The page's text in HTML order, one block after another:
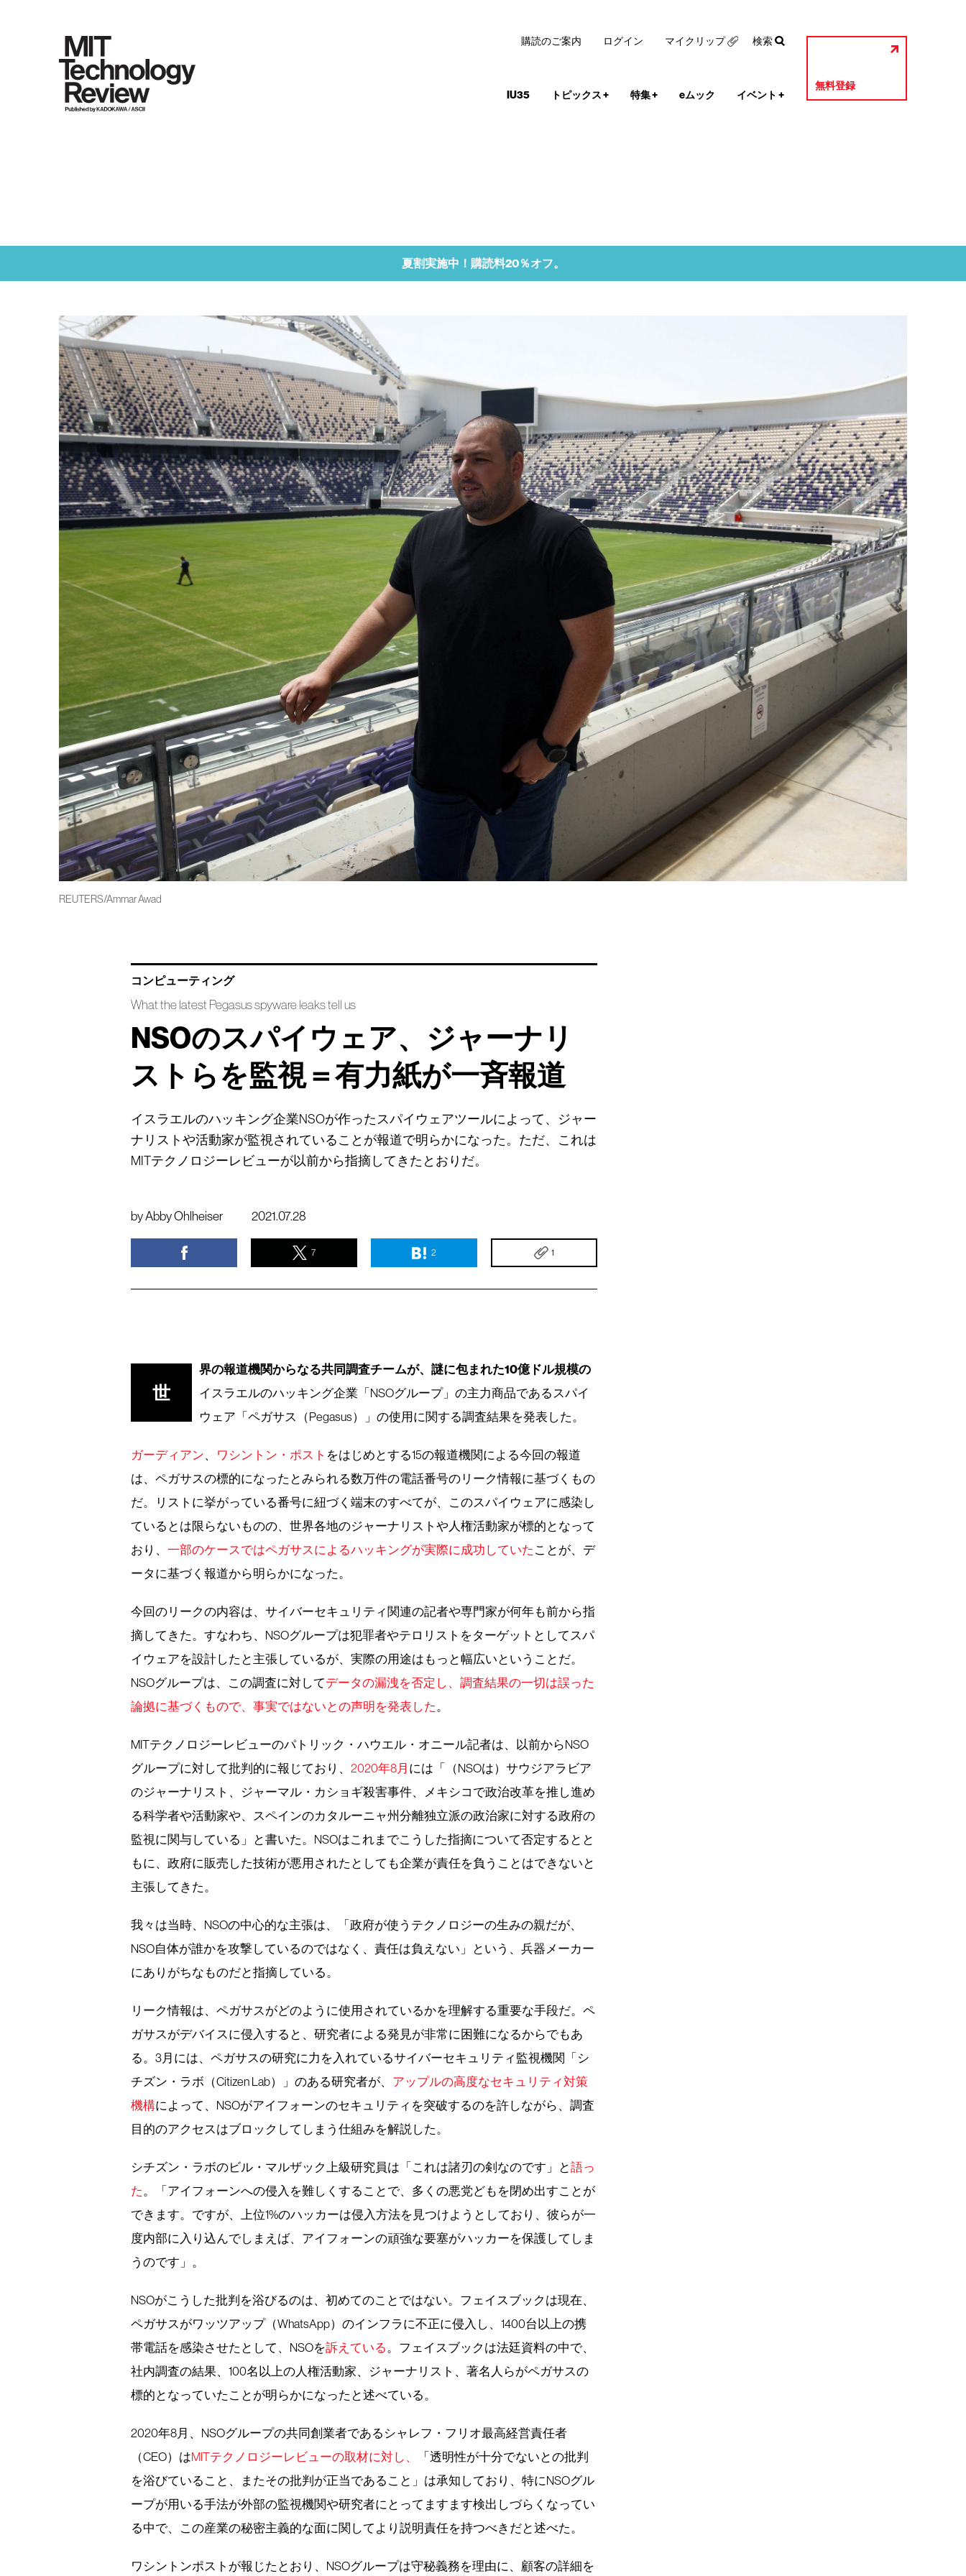
IU35 トピックス+ 特集+ eムック イベント +
無料登録
購読のご案内 ログイン マイクリップ 検索
夏割実施中！購読料20％オフ。
REUTERS/Ammar Awad
コンピューティング
What the latest Pegasus spyware leaks tell us
NSOのスパイウェア、ジャーナリ
ストらを監視＝有力紙が一斉報道
イスラエルのハッキング企業NSOが作ったスパイウェアツールによって、ジャー
ナリストや活動家が監視されていることが報道で明らかになった。ただ、これは
MITテクノロジーレビューが以前から指摘してきたとおりだ。
byAbby Ohlheiser 2021.07.28
7 2 1
世
界の報道機関からなる共同調査チームが、謎に包まれた10億ドル規模の
イスラエルのハッキング企業「NSOグループ」の主力商品であるスパイ
ウェア「ペガサス（Pegasus）」の使用に関する調査結果を発表した。
ガーディアン、 ワシントン・ポスト をはじめとする15の報道機関による今回の報道
は、ペガサスの標的になったとみられる数万件の電話番号のリーク情報に基づくもの
だ。リストに挙がっている番号に紐づく端末のすべてが、このスパイウェアに感染し
ているとは限らないものの、世界各地のジャーナリストや人権活動家が標的となって
おり、 一部のケースではペガサスによるハッキングが実際に成功していた ことが、デ
ータに基づく報道から明らかになった。
今回のリークの内容は、サイバーセキュリティ関連の記者や専門家が何年も前から指
摘してきた。すなわち、NSOグループは犯罪者やテロリストをターゲットとしてスパ
イウェアを設計したと主張しているが、実際の用途はもっと幅広いということだ。
NSOグループは、この調査に対してデータの漏洩を否定し、調査結果の一切は誤った
論拠に基づくもので、事実ではないとの声明を発表した。
MITテクノロジーレビューのパトリック・ハウエル・オニール記者は、以前からNSO
グループに対して批判的に報じており、 2020年8月 には「（NSOは）サウジアラビア
のジャーナリスト、ジャーマル・カショギ殺害事件、メキシコで政治改革を推し進め
る科学者や活動家や、スペインのカタルーニャ州分離独立派の政治家に対する政府の
監視に関与している」と書いた。NSOはこれまでこうした指摘について否定するとと
もに、政府に販売した技術が悪用されたとしても企業が責任を負うことはできないと
主張してきた。
我々は当時、NSOの中心的な主張は、「政府が使うテクノロジーの生みの親だが、
NSO自体が誰かを攻撃しているのではなく、責任は負えない」という、兵器メーカー
にありがちなものだと指摘している。
リーク情報は、ペガサスがどのように使用されているかを理解する重要な手段だ。ペ
ガサスがデバイスに侵入すると、研究者による発見が非常に困難になるからでもあ
る。3月には、ペガサスの研究に力を入れているサイバーセキュリティ監視機関「シ
チズン・ラボ（Citizen Lab）」のある研究者が、 アップルの高度なセキュリティ対策
機構によって、NSOがアイフォーンのセキュリティを突破するのを許しながら、調査
目的のアクセスはブロックしてしまう仕組みを解説した。
シチズン・ラボのビル・マルザック上級研究員は「これは諸刃の剣なのです」と語っ
た。「アイフォーンへの侵入を難しくすることで、多くの悪党どもを閉め出すことが
できます。ですが、上位1%のハッカーは侵入方法を見つけようとしており、彼らが一
度内部に入り込んでしまえば、アイフォーンの頑強な要塞がハッカーを保護してしま
うのです」。
NSOがこうした批判を浴びるのは、初めてのことではない。フェイスブックは現在、
ペガサスがワッツアップ（WhatsApp）のインフラに不正に侵入し、1400台以上の携
帯電話を感染させたとして、NSOを訴えている。フェイスブックは法廷資料の中で、
社内調査の結果、100名以上の人権活動家、ジャーナリスト、著名人らがペガサスの
標的となっていたことが明らかになったと述べている。
2020年8月、NSOグループの共同創業者であるシャレフ・フリオ最高経営責任者
（CEO）はMITテクノロジーレビューの取材に対し、
「透明性が十分でないとの批判
を浴びていること、またその批判が正当であること」は承知しており、特にNSOグル
ープが用いる手法が外部の監視機関や研究者にとってますます検出しづらくなってい
る中で、この産業の秘密主義的な面に関してより説明責任を持つべきだと述べた。
ワシントンポストが報じたとおり、NSOグループは守秘義務を理由に、顧客の詳細を